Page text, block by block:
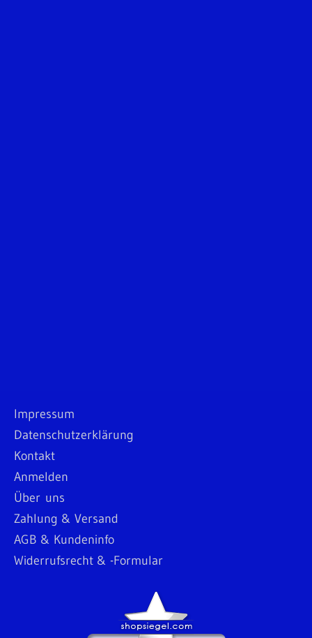
Impressum
Datenschutzerklärung
Kontakt
Anmelden
Über uns
Zahlung & Versand
AGB & Kundeninfo
Widerrufsrecht & -Formular